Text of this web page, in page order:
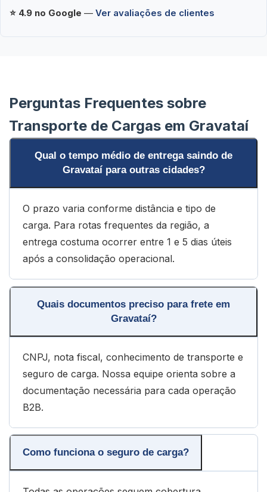
⭐ 4.9 no Google — Ver avaliações de clientes
Perguntas Frequentes sobre
Transporte de Cargas em Gravataí
Qual o tempo médio de entrega saindo de
Gravataí para outras cidades?
O prazo varia conforme distância e tipo de
carga. Para rotas frequentes da região, a
entrega costuma ocorrer entre 1 e 5 dias úteis
após a consolidação operacional.
Quais documentos preciso para frete em
Gravataí?
CNPJ, nota fiscal, conhecimento de transporte e
seguro de carga. Nossa equipe orienta sobre a
documentação necessária para cada operação
B2B.
Como funciona o seguro de carga?